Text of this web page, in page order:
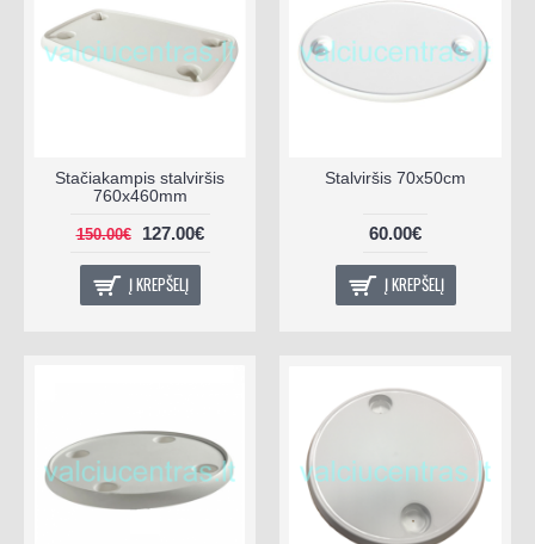
Stačiakampis stalviršis
760x460mm
150.00€ 127.00€
Į KREPŠELĮ
Stalviršis 70x50cm
60.00€
Į KREPŠELĮ